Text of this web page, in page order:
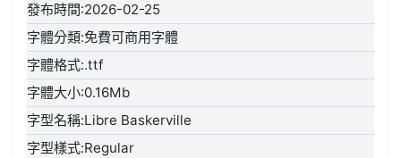
發布時間:2026-02-25
字體分類:免費可商用字體
字體格式:.ttf
字體大小:0.16Mb
字型名稱:Libre Baskerville
字型樣式:Regular